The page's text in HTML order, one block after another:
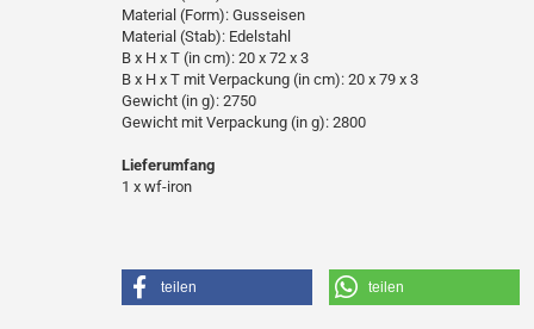
Material (Form): Gusseisen
Material (Stab): Edelstahl
B x H x T (in cm): 20 x 72 x 3
B x H x T mit Verpackung (in cm): 20 x 79 x 3
Gewicht (in g): 2750
Gewicht mit Verpackung (in g): 2800
Lieferumfang
1 x wf-iron
teilen teilen